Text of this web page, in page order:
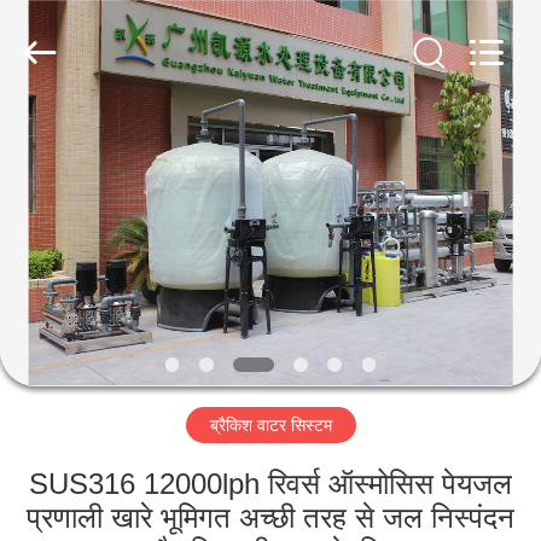
घर
उत्पादों
हमारे
बारे
में
भ्रमण
Treatment
Equipment
Rights
Reserved.
ब्रैकिश वाटर सिस्टम
SUS316 12000lph रिवर्स ऑस्मोसिस पेयजल
प्रणाली खारे भूमिगत अच्छी तरह से जल निस्पंदन